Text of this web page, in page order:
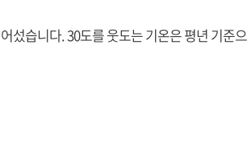
습니다. 30도를 웃도는 기온은 평년 기준